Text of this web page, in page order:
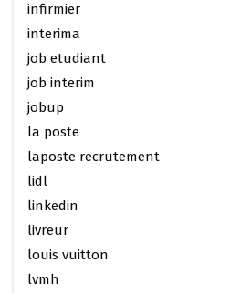
infirmier
interima
job etudiant
job interim
jobup
la poste
laposte recrutement
lidl
linkedin
livreur
louis vuitton
lvmh